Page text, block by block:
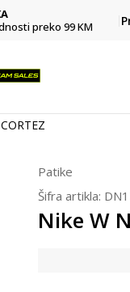
preko 99 KM
Patike
Šifra artikla:
Nike W